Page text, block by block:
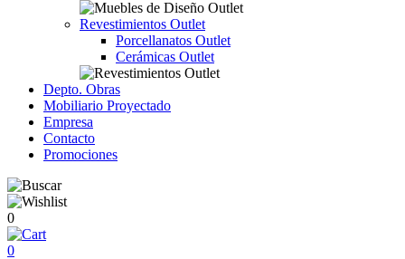
Revestimientos Outlet
Porcellanatos Outlet
Cerámicas Outlet
Depto. Obras
Mobiliario Proyectado
Empresa
Contacto
Promociones
0
0